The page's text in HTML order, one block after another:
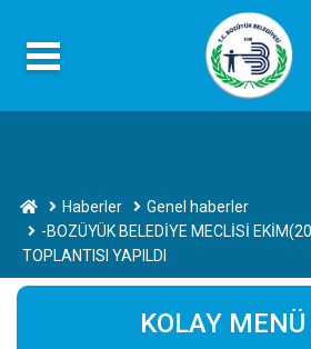
Haberler
Genel haberler
-BOZÜYÜK BELEDİYE MECLİSİ
TOPLANTISI YAPILDI
KOLAY MENÜ